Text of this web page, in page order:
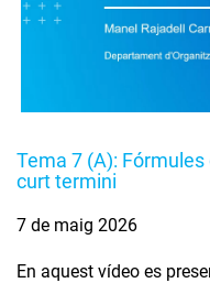
Tema 7 (A):
curt termini
7 de maig 2026
En aquest vídeo es